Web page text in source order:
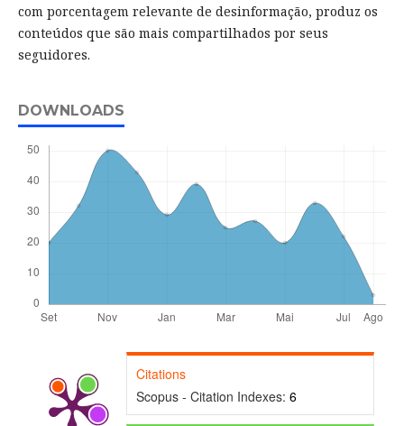
com porcentagem relevante de desinformação, produz os
conteúdos que são mais compartilhados por seus
seguidores.
DOWNLOADS
Citations
Scopus - Citation Indexes: 6